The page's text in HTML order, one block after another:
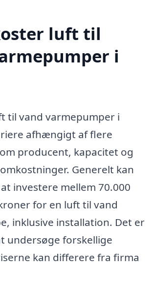
luft til
i
til vand varmepumper i
afhængigt af flere
producent, kapacitet og
Generelt kan
investere mellem 70.000
for en luft til vand
inklusive installation. Det er
undersøge forskellige
kan differere fra firma